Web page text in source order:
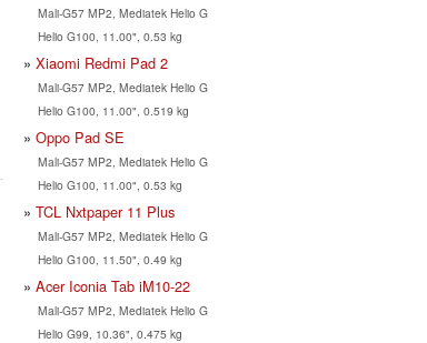
Mali-G57 MP2, Mediatek Helio G
Helio G100, 11.00", 0.53 kg
Xiaomi Redmi Pad 2
Mali-G57 MP2, Mediatek Helio G
Helio G100, 11.00", 0.519 kg
Oppo Pad SE
Mali-G57 MP2, Mediatek Helio G
Helio G100, 11.00", 0.53 kg
TCL Nxtpaper 11 Plus
Mali-G57 MP2, Mediatek Helio G
Helio G100, 11.50", 0.49 kg
Acer Iconia Tab iM10-22
Mali-G57 MP2, Mediatek Helio G
Helio G99, 10.36", 0.475 kg